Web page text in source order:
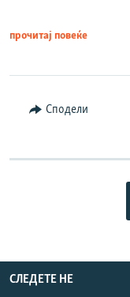
прочитај повеќе
Сподели
СЛЕДЕТЕ НЕ